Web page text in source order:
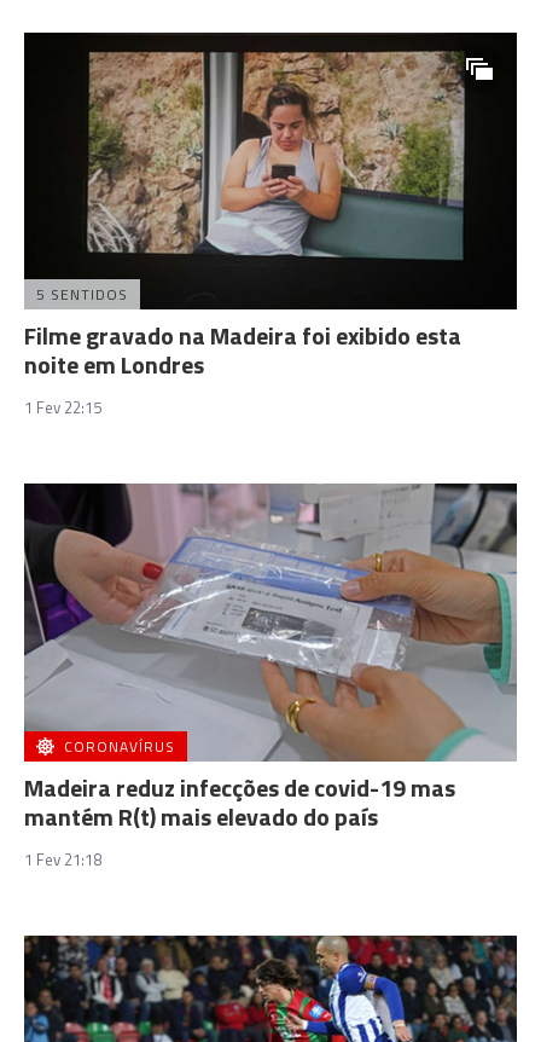
5 SENTIDOS
Filme gravado na Madeira foi exibido esta
noite em Londres
1 Fev 22:15
CORONAVÍRUS
Madeira reduz infecções de covid-19 mas
mantém R(t) mais elevado do país
1 Fev 21:18